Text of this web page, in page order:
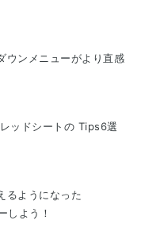
ウンメニューがより直感
ッドシートの Tips6選
るようになった
しよう！